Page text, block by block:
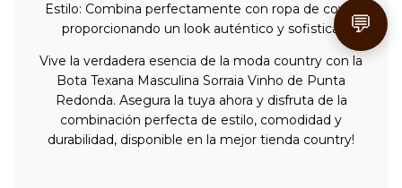
Estilo: Combina perfectamente con ropa de cowboy,
proporcionando un look auténtico y sofisticado.
Vive la verdadera esencia de la moda country con la
Bota Texana Masculina Sorraia Vinho de Punta
Redonda. Asegura la tuya ahora y disfruta de la
combinación perfecta de estilo, comodidad y
durabilidad, disponible en la mejor tienda country!
💬